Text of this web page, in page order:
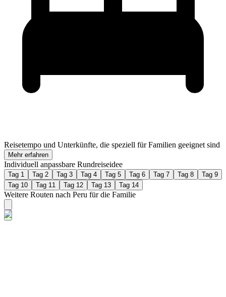
Reisetempo und Unterkünfte, die speziell für Familien geeignet sind
Mehr erfahren
Individuell anpassbare Rundreiseidee
Tag 1 Tag 2 Tag 3 Tag 4 Tag 5 Tag 6 Tag 7 Tag 8
Tag 9
Tag 10
Tag 11 Tag 12 Tag 13 Tag 14
Weitere Routen nach Peru für die Familie